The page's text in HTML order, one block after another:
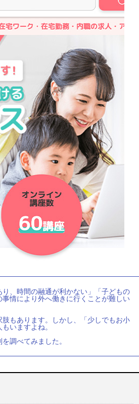
、時間の融通が利かない」「子どもの
情により外へ働きに行くことが難しい
もあります。しかし、「少しでもお小
いますよね。
調べてみました。